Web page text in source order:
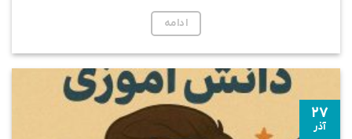
ادامه
۲۷
آذر